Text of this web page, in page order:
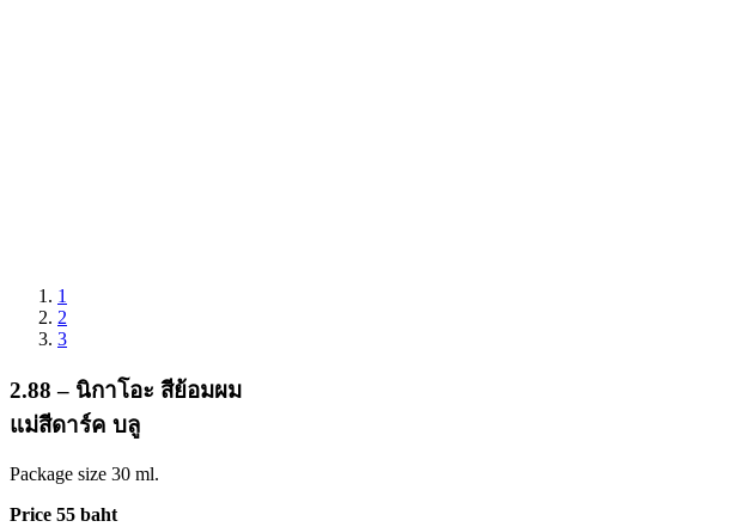
1
2
3
2.88 – นิกาโอะ สีย้อมผม
แม่สีดาร์ค บลู
Package size 30 ml.
Price 55 baht